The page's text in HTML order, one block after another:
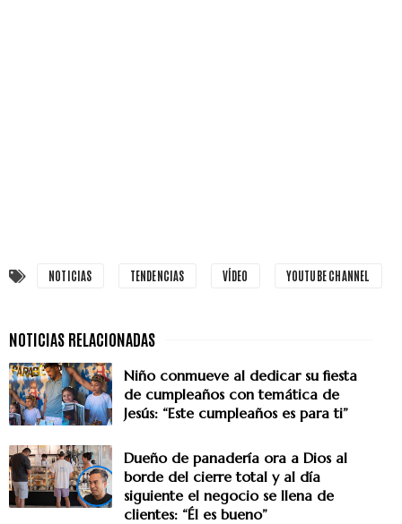
NOTICIAS TENDENCIAS VÍDEO YOUTUBE CHANNEL
Niño conmueve al dedicar su fiesta
de cumpleaños con temática de
Jesús: “Este cumpleaños es para ti”
Dueño de panadería ora a Dios al
borde del cierre total y al día
siguiente el negocio se llena de
clientes: “Él es bueno”